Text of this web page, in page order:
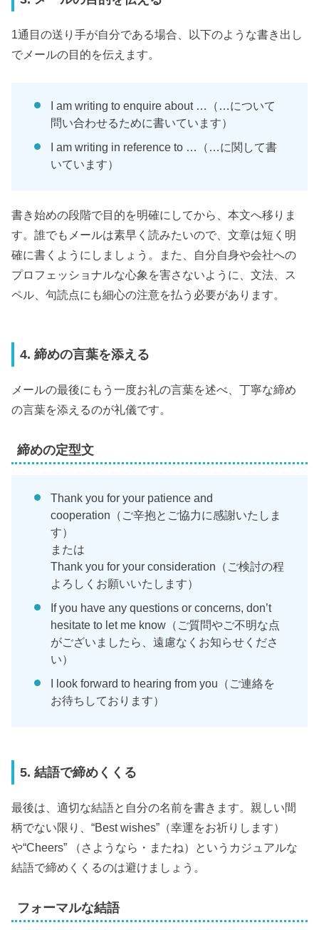
1通目の送り手が自分である場合、以下のような書き出し
でメールの目的を伝えます。
I am writing to enquire about …（…について
問い合わせるために書いています）
I am writing in reference to …（…に関して書
いています）
書き始めの段階で目的を明確にしてから、本文へ移りま
す。誰でもメールは素早く読みたいので、文章は短く明
確に書くようにしましょう。また、自分自身や会社への
プロフェッショナルな心象を害さないように、文法、ス
ペル、句読点にも細心の注意を払う必要があります。
4. 締めの言葉を添える
メールの最後にもう一度お礼の言葉を述べ、丁寧な締め
の言葉を添えるのが礼儀です。
締めの定型文
Thank you for your patience and
cooperation（ご辛抱とご協力に感謝いたしま
す）
または
Thank you for your consideration（ご検討の程
よろしくお願いいたします）
If you have any questions or concerns, don’t
hesitate to let me know（ご質問やご不明な点
がございましたら、遠慮なくお知らせくださ
い）
I look forward to hearing from you（ご連絡を
お待ちしております）
5. 結語で締めくくる
最後は、適切な結語と自分の名前を書きます。親しい間
柄でない限り、“Best wishes”（幸運をお祈りします）
や“Cheers” （さようなら・またね）というカジュアルな
結語で締めくくるのは避けましょう。
フォーマルな結語